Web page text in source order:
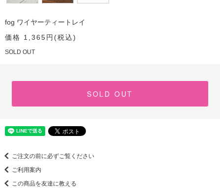
fog ワイヤーティートレイ
価格 1,365円(税込)
SOLD OUT
SOLD OUT
ご注文の前に必ずご覧ください
ご利用案内
この商品を友達に教える